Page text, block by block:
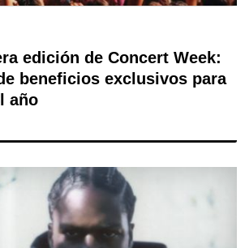
edición de Concert Week:
beneficios exclusivos para
año